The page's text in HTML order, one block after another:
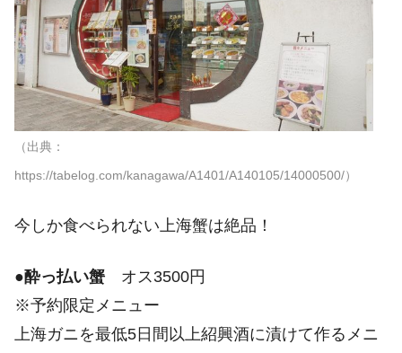
（出典：
https://tabelog.com/kanagawa/A1401/A140105/14000500/）
今しか食べられない上海蟹は絶品！
●酔っ払い蟹 オス3500円
※予約限定メニュー
上海ガニを最低5日間以上紹興酒に漬けて作るメニ